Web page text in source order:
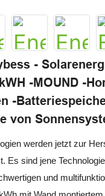
-
-MOUND -
-
von
werden jetzt zur
Es sind jene
und